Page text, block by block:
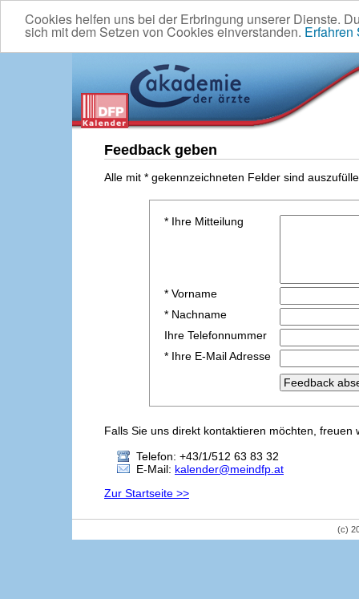
Cookies helfen uns bei der Erbringung unserer Dienste.
sich mit dem Setzen von Cookies einverstanden. Erfahren
Feedback geben
Alle mit * gekennzeichneten Felder sind
* Ihre Mitteilung
* Vorname
* Nachname
Ihre Telefonnummer
* Ihre E-Mail Adresse
Falls Sie uns direkt kontaktieren möchten,
Telefon: +43/1/512 63 83 32
E-Mail: kalender@meindfp.at
Zur Startseite >>
(c)